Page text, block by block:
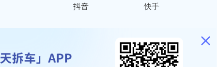
抖音 快手
号